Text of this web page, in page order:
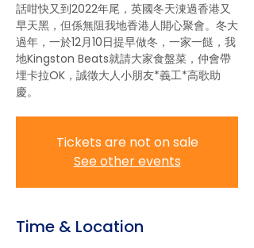
話咁快又到2022年尾，英國冬天涷過香港又
早天黑，但係無阻我地香港人開心聚會。冬大
過年，一於12月10日提早做冬，一家一餸，我
地Kingston Beats就請大家食盤菜，仲會帶
埋卡拉OK，誠徵大人小朋友*義工*高歌助
慶。
Tickets are not on sale
See other events
Time & Location